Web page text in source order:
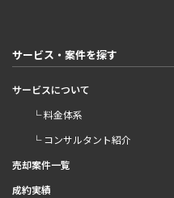
サービス・案件を探す
サービスについて
└ 料金体系
└ コンサルタント紹介
売却案件一覧
成約実績